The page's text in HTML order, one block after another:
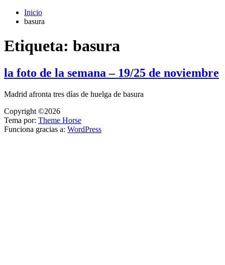
Inicio
basura
Etiqueta: basura
la foto de la semana – 19/25 de noviembre
Madrid afronta tres días de huelga de basura
Copyright ©2026
Tema por: Theme Horse
Funciona gracias a: WordPress